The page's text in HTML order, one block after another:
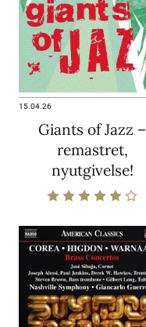
15.04.26
Giants of Jazz –
remastret,
nyutgivelse!